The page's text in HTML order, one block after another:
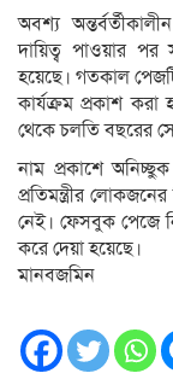
অবশ্য
দায়িত্ব পাওয়ার
হয়েছে। গতকাল
কার্যক্রম প্রকাশ
থেকে চলতি বছরের
নাম প্রকাশে
প্রতিমন্ত্রীর
নেই। ফেসবুক পেজে
করে দেয়া হয়েছে।
মানবজমিন